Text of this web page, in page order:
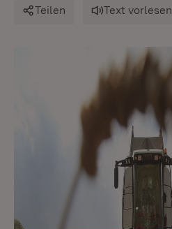
Teilen Text vorlesen